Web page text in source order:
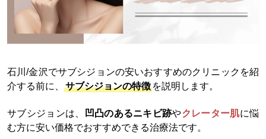
石川/金沢でサブシジョンの安いおすすめのクリニックを紹
介する前に、
サブシジョンの特徴 を説明します。
サブシジョンは、 凹凸のあるニキビ跡やクレーター肌に悩
む方に安い価格でおすすめできる治療法です。​